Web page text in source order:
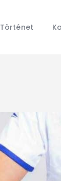
Történet
Hírek